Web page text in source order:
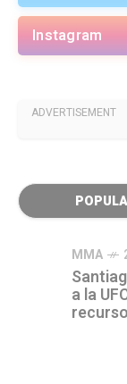
Instagram
ADVERTISEMENT
MMA
a la